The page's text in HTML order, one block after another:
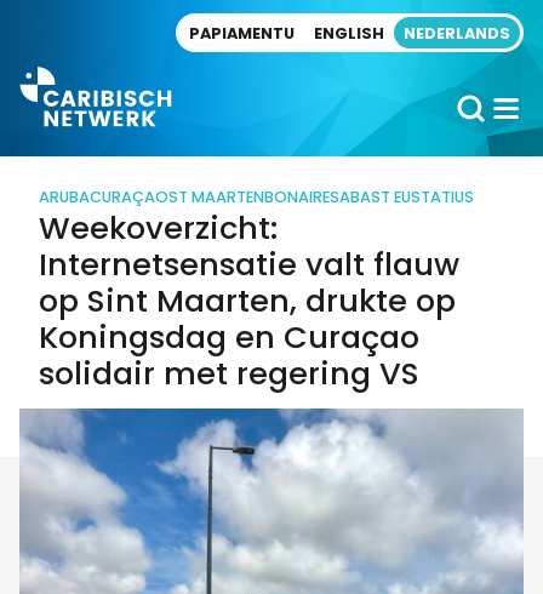
PAPIAMENTU ENGLISH NEDERLANDS
ARUBACURAÇAOST MAARTENBONAIRESABAST EUSTATIUS
Weekoverzicht:
Internetsensatie valt flauw
op Sint Maarten, drukte op
Koningsdag en Curaçao
solidair met regering VS